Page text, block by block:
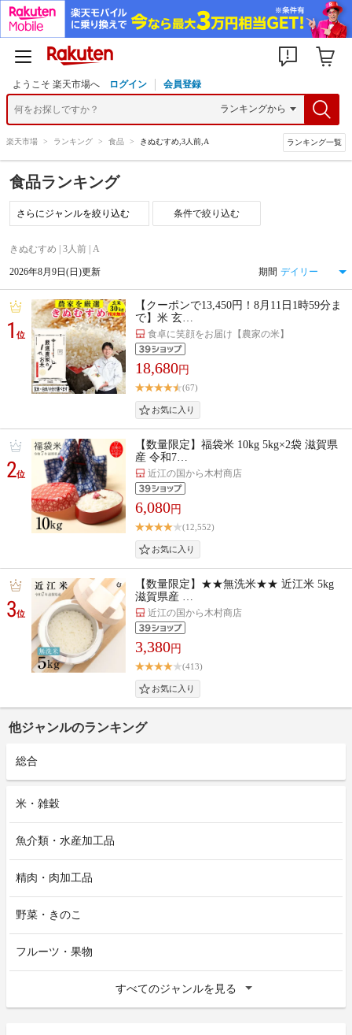
ようこそ 楽天市場へ ログイン 会員登録
楽天市場 > ランキング > 食品 > きぬむすめ,3人前,A ランキング一覧
食品ランキング
条件で絞り込む
きぬむすめ | 3人前 | A
2026年8月9日(日)更新 期間
1位
【クーポンで13,450円！8月11日1時59分ま
で】米 玄…
食卓に笑顔をお届け【農家の米】
18,680円
(67)
2位
【数量限定】福袋米 10kg 5kg×2袋 滋賀県
産 令和7…
近江の国から木村商店
6,080円
(12,552)
3位
【数量限定】★★無洗米★★ 近江米 5kg
滋賀県産 …
近江の国から木村商店
3,380円
(413)
他ジャンルのランキング
総合
米・雑穀
魚介類・水産加工品
精肉・肉加工品
野菜・きのこ
フルーツ・果物
すべてのジャンルを見る